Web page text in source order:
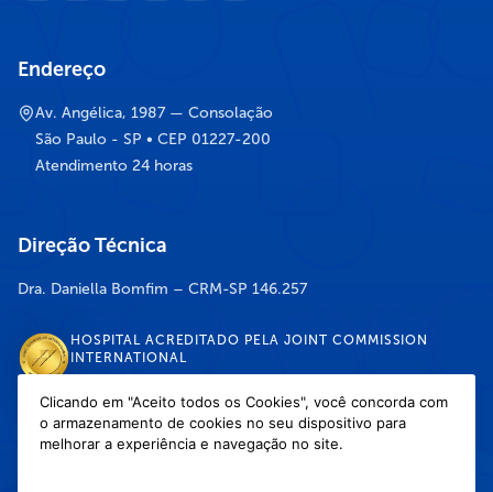
Endereço
Av. Angélica, 1987 — Consolação
São Paulo - SP • CEP 01227-200
Atendimento 24 horas
Direção Técnica
Dra. Daniella Bomfim – CRM-SP 146.257
HOSPITAL ACREDITADO PELA JOINT COMMISSION
INTERNATIONAL
DISPONÍVEL NAS LOJAS
Clicando em "Aceito todos os Cookies", você concorda com
o armazenamento de cookies no seu dispositivo para
melhorar a experiência e navegação no site.